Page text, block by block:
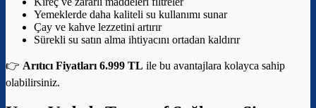
Yemeklerde daha kaliteli su kullanımı sunar
Çay ve kahve lezzetini artırır
Sürekli su satın alma ihtiyacını ortadan kaldırır
👉 Arıtıcı Fiyatları 6.999 TL ile bu avantajlara kolayca sahip
olabilirsiniz.